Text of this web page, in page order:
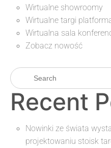
Wirtualne showroomy
Wirtualne targi
Wirtualna sala
Zobacz nowość
Recent
Nowinki ze świata
projektowaniu stoisk